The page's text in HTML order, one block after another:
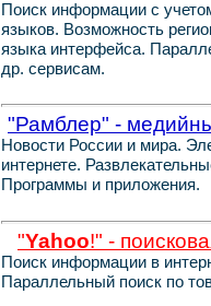
Поиск информации с
языков. Возможность
языка интерфейса.
др. сервисам.
"Рамблер" -
Новости России и мира.
интернете.
Программы и приложения.
"Yahoo!" -
Поиск информации в
Параллельный поиск по